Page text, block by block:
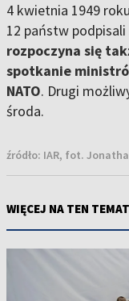
4 kwietnia 1949
12 państw
rozpoczyna się
spotkanie
NATO. Drugi
środa.
źródło: IAR, fot.
WIĘCEJ NA TEN TEMAT